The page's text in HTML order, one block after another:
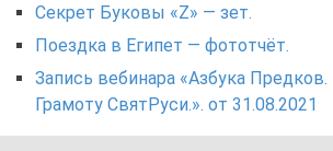
Секрет Буковы «Z» — зет.
Поездка в Египет — фототчёт.
Запись вебинара «Азбука
Грамоту СвятРуси.». от 31.08.2021